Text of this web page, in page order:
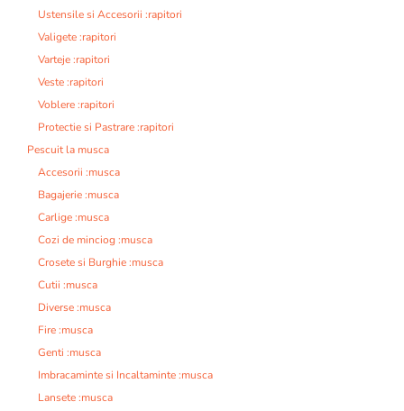
Ustensile si Accesorii :rapitori
Valigete :rapitori
Varteje :rapitori
Veste :rapitori
Voblere :rapitori
Protectie si Pastrare :rapitori
Pescuit la musca
Accesorii :musca
Bagajerie :musca
Carlige :musca
Cozi de minciog :musca
Crosete si Burghie :musca
Cutii :musca
Diverse :musca
Fire :musca
Genti :musca
Imbracaminte si Incaltaminte :musca
Lansete :musca